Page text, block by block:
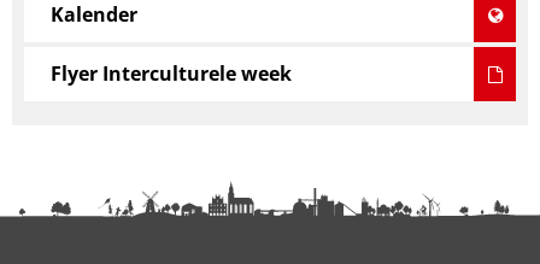
Kalender
Flyer Interculturele week